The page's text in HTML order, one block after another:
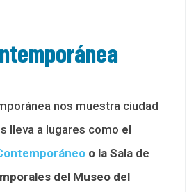
nos muestra ciudad
lleva a lugares como el
o la Sala de
del Museo del